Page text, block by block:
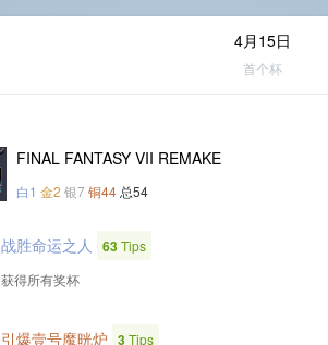
4月15日
首个杯
FINAL FANTASY VII REMAKE
白1 金2 银7 铜44 总54
战胜命运之人 63Tips
获得所有奖杯
引爆壹号魔晄炉 3Tips